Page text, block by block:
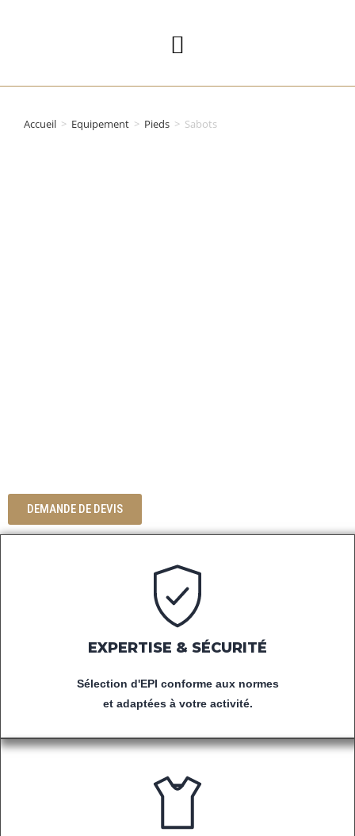
Accueil > Equipement > Pieds > Sabots
DEMANDE DE DEVIS
EXPERTISE & SÉCURITÉ
Sélection d'EPI conforme aux normes
et adaptées à votre activité.